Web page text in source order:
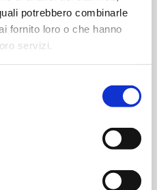
potrebbero combinarle
fornito loro o che hanno
servizi.
a 3 punti di chiusura
blindato